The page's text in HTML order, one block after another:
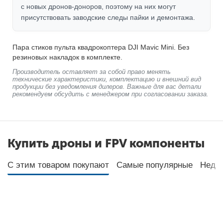
с новых дронов-доноров, поэтому на них могут
присутствовать заводские следы пайки и демонтажа.
Пара стиков пульта квадрокоптера DJI Mavic Mini. Без
резиновых накладок в комплекте.
Производитель оставляет за собой право менять
технические характеристики, комплектацию и внешний вид
продукции без уведомления дилеров. Важные для вас детали
рекомендуем обсудить с менеджером при согласовании заказа.
Купить дроны и FPV компоненты
С этим товаром покупают Самые популярные